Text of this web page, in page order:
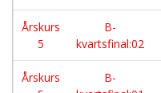
Årskurs
5
B-
kvartsfinal:02
Årskurs
B-